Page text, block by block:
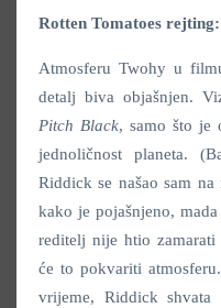
Rotten Tomatoes rejting:
Atmosferu Twohy u
detalj biva objašnjen.
Pitch Black, samo što je
jednoličnost planeta.
Riddick se našao sam
kako je pojašnjeno,
reditelj nije htio
će to pokvariti
vrijeme, Riddick